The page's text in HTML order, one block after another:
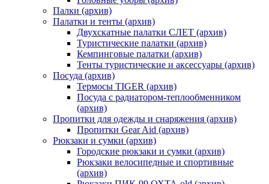
Палки (архив)
Палатки и тенты (архив)
Двухскатные палатки СЛЕТ (архив)
Туристические палатки (архив)
Кемпинговые палатки (архив)
Тенты туристические и аксессуары (архив)
Посуда (архив)
Термосы TIGER (архив)
Посуда с радиатором-теплообменником
(архив)
Пропитки для одежды и снаряжения (архив)
Пропитки Gear Aid (архив)
Рюкзаки и сумки (архив)
Городские рюкзаки и сумки (архив)
Рюкзаки велосипедные и спортивные
(архив)